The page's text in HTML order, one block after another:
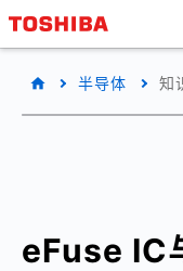
半导体 知
eFuse IC